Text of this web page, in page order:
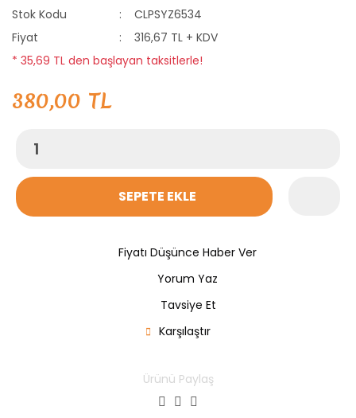
Stok Kodu
CLPSYZ6534
Fiyat
316,67 TL + KDV
* 35,69 TL den başlayan taksitlerle!
380,00 TL
SEPETE EKLE
Fiyatı Düşünce Haber Ver
Yorum Yaz
Tavsiye Et
Karşılaştır
Ürünü Paylaş